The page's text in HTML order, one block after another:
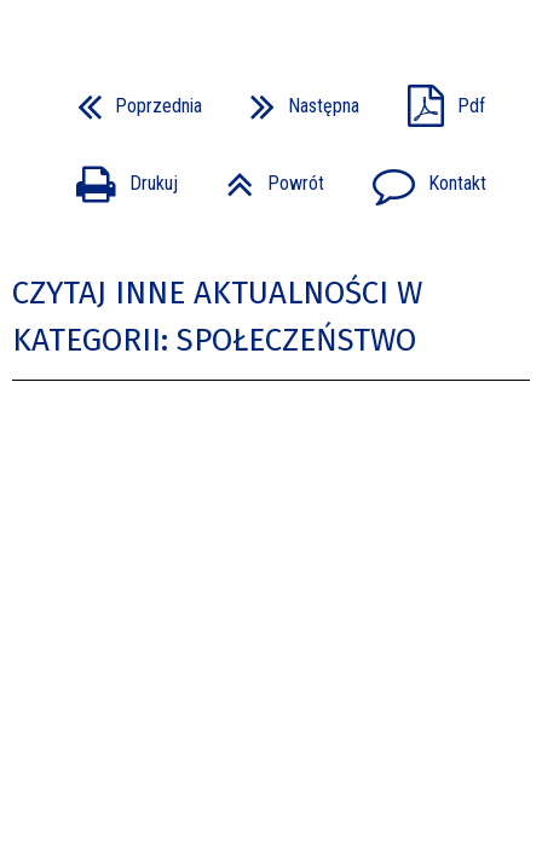
Poprzednia Następna Pdf
Drukuj Powrót Kontakt
CZYTAJ INNE AKTUALNOŚCI W
KATEGORII: SPOŁECZEŃSTWO